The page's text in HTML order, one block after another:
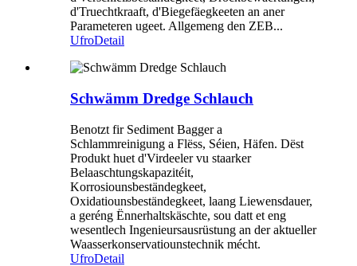
d'Truechtkraaft, d'Biegefäegkeeten an aner
Parameteren ugeet. Allgemeng den ZEB...
UfroDetail
Schwämm Dredge Schlauch
Benotzt fir Sediment Bagger a
Schlammreinigung a Flëss, Séien, Häfen. Dëst
Produkt huet d'Virdeeler vu staarker
Belaaschtungskapazitéit,
Korrosiounsbeständegkeet,
Oxidatiounsbeständegkeet, laang Liewensdauer,
a geréng Ënnerhaltskäschte, sou datt et eng
wesentlech Ingenieursausrüstung an der aktueller
Waasserkonservatiounstechnik mécht.
UfroDetail